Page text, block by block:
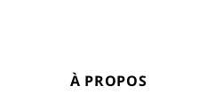
À PROPOS